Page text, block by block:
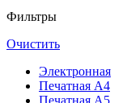
Фильтры
Очистить
Электронная
Печатная А4